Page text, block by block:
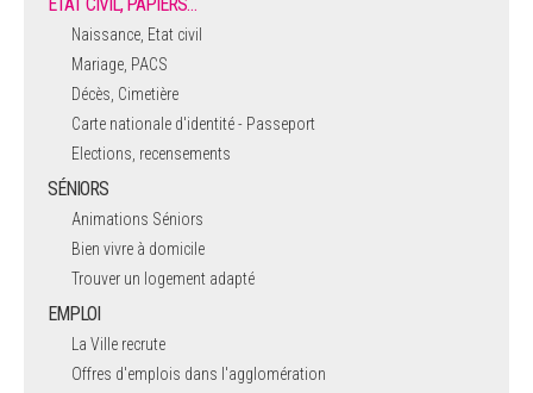
Naissance, Etat civil
Mariage, PACS
Décès, Cimetière
Carte nationale d'identité - Passeport
Elections, recensements
SÉNIORS
Animations Séniors
Bien vivre à domicile
Trouver un logement adapté
EMPLOI
La Ville recrute
Offres d'emplois dans l'agglomération